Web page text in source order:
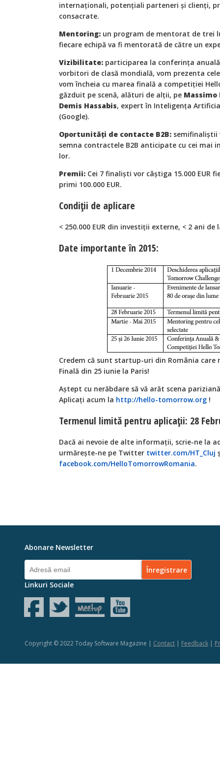
internaționali, potențiali parteneri și clienți,
consacrate.
Mentoring: un program de mentorat de trei
fiecare echipă va fi mentorată de către un
Vizibilitate: participarea la conferința
vorbitori de clasă mondială, vom prezenta
vom încheia cu marea finală a competiției
găzduit pe scenă, alături de alții, pe Massimo
Demis Hassabis, expert în Inteligența
(Google).
Oportunități de contacte B2B: semifinaliștii
semna contractele B2B anticipate cu cei
lor.
Premii: Cei 7 finaliști vor câștiga 15.000 EUR
primi 100.000 EUR.
Condiții de aplicare
< 250.000 EUR din investiții externe, < 2 ani de
Date importante în 2015:
Credem că sunt startup-uri din România care
Finală din 25 iunie la Paris!
Aștept cu nerăbdare să vă arăt scena
Aplicați acum la http://hello-tomorrow.org !
Termenul limită pentru aplicații: 28
Dacă ai nevoie de alte informații, scrie-ne la
urmărește-ne pe Twitter twitter.com/HT_Cluj
facebook.com/HelloTomorrowRomania.
Abonare Newsletter
Linkuri Sociale
Copyright © 2022 Today Software Magazine | Contact | Feedback |